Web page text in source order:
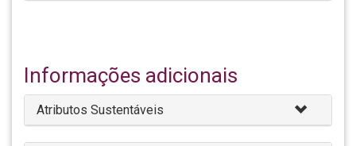
Informações adicionais
Atributos Sustentáveis